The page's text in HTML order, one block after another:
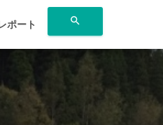
search
ポート